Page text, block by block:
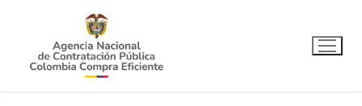
contenido